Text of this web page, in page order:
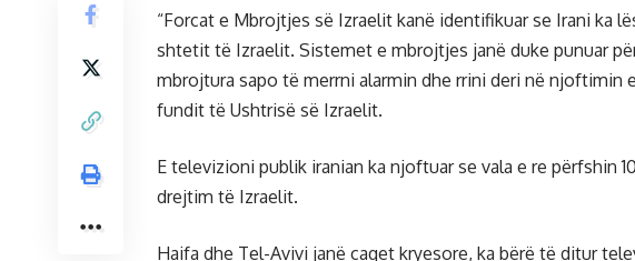
“Forcat e Mbrojtjes së Izraelit kanë identifikuar se Irani ka
shtetit të Izraelit. Sistemet e mbrojtjes janë duke punuar
mbrojtura sapo të merrni alarmin dhe rrini deri në njoftimin
fundit të Ushtrisë së Izraelit.
E televizioni publik iranian ka njoftuar se vala e re përfshin
drejtim të Izraelit.
Haifa dhe Tel-Avivi janë caqet kryesore, ka bërë të ditur